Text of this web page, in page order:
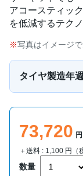
アコースティッ
を低減するテク
写真はイメージ
タイヤ製造年
73,720
＋送料 : 1,100 円（
数量